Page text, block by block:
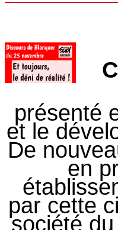
présenté
et le
De
en
par cette
société